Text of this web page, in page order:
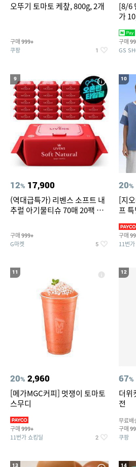
오뚜기 토마토 케챂, 800g, 2개
구매 999+
쿠팡 1
[8/6
가
롤
구매
GS
9
12% 17,900
(역대급특가) 리벤스 소프트 내
추럴 아기물티슈 70매 20팩 캡
구매 999+
G마켓 5
10
20%
[지
프
구매
11번
11
20% 2,960
[메가MGC커피] 멋쟁이 토마토
스무디
구매 999+
11번가 쇼킹딜 2
12
67%
더위
전
무료배
구매
쿠팡
13 14